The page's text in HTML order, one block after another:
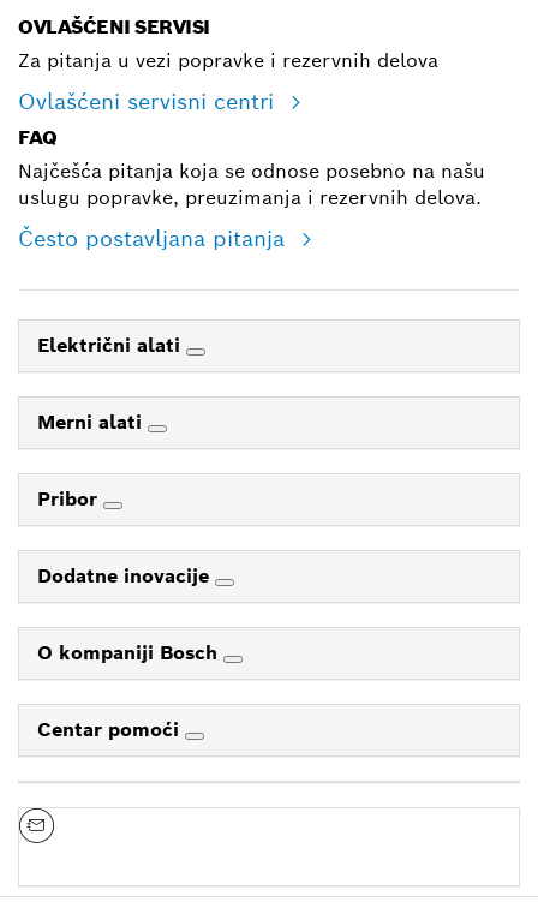
OVLAŠĆENI SERVISI
Za pitanja u vezi popravke i rezervnih delova
Ovlašćeni servisni centri
FAQ
Najčešća pitanja koja se odnose posebno na našu
uslugu popravke, preuzimanja i rezervnih delova.
Često postavljana pitanja
Električni alati
Merni alati
Pribor
Dodatne inovacije
O kompaniji Bosch
Centar pomoći